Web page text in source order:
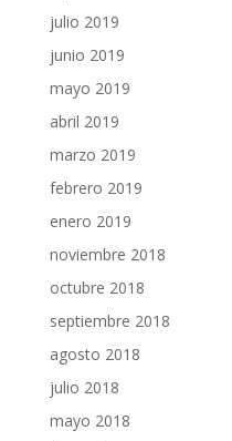
julio 2019
junio 2019
mayo 2019
abril 2019
marzo 2019
febrero 2019
enero 2019
noviembre 2018
octubre 2018
septiembre 2018
agosto 2018
julio 2018
mayo 2018